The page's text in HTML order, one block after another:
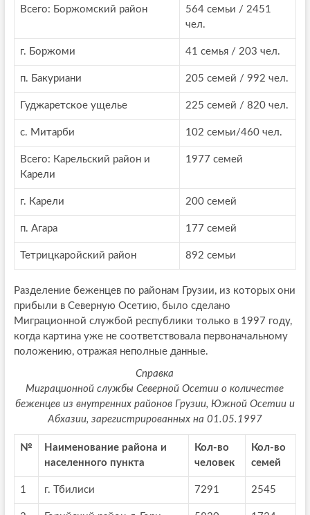
Всего: Боржомский район
564 семьи / 2451
чел.
г. Боржоми 41 семья / 203 чел.
п. Бакуриани 205 семей / 992 чел.
Гуджаретское ущелье 225 семей / 820 чел.
с. Митарби 102 семьи/460 чел.
Всего: Карельский район и
Карели
1977 семей
г. Карели 200 семей
п. Агара 177 семей
Тетрицкаройский район 892 семьи
Разделение беженцев по районам Грузии, из которых они
прибыли в Северную Осетию, было сделано
Миграционной службой республики только в 1997 году,
когда картина уже не соответствовала первоначальному
положению, отражая неполные данные.
Справка
Миграционной службы Северной Осетии о количестве
беженцев из внутренних районов Грузии, Южной Осетии и
Абхазии, зарегистрированных на 01.05.1997
№
Наименование района и
населенного пункта
Кол-во
человек
Кол-во
семей
1 г. Тбилиси 7291 2545